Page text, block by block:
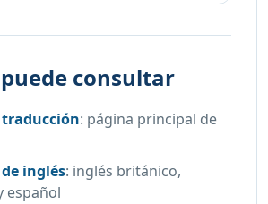
consultar
: página principal de
inglés: inglés británico,
español